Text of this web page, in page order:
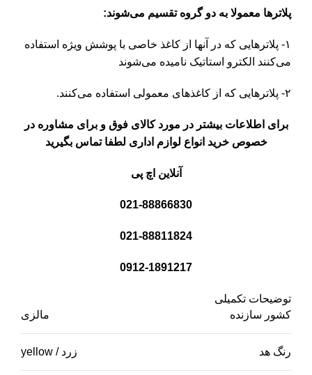
پلاترها معمولا به دو گروه تقسیم می‌شوند:
۱- پلاترهایی که در آنها از کاغذ خاصی با پوشش ویژه استفاده
می‌کنند الکترو استاتیک نامیده می‌شوند
۲- پلاترهایی که از کاغذهای معمولی استفاده می‌کنند.
برای اطلاعات بیشتر در مورد کالای فوق و برای مشاوره در
خصوص خرید انواع لوازم اداری لطفا تماس بگیرید
آنلاین اچ پی
021-88866830
021-88811824
0912-1891217
توضیحات تکمیلی
کشور سازنده
مالزی
رنگ هد زرد / yellow